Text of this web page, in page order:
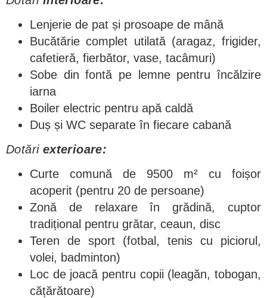
Lenjerie de pat și prosoape de mână
Bucătărie complet utilată (aragaz, frigider,
cafetieră, fierbător, vase, tacâmuri)
Sobe din fontă pe lemne pentru încălzire
iarna
Boiler electric pentru apă caldă
Duș și WC separate în fiecare cabană
Dotăriexterioare:
Curte comună de 9500 m² cu foișor
acoperit (pentru 20 de persoane)
Zonă de relaxare în grădină, cuptor
tradițional pentru grătar, ceaun, disc
Teren de sport (fotbal, tenis cu piciorul,
volei, badminton)
Loc de joacă pentru copii (leagăn, tobogan,
cățărătoare)